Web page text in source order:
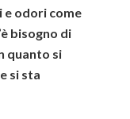
e odori come
bisogno di
quanto si
si sta